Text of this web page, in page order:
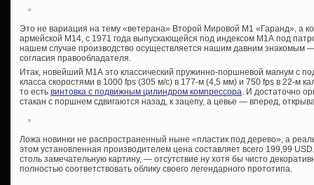
Это не вариация на тему «ветерана» Второй Мировой М1 «Гаранд», а
армейской М14, с 1971 года выпускающейся под индексом М1А под
нашем случае производство осуществляется нашим давним знакомым
согласия правообладателя.
Итак, новейший М1А это классический пружинно-поршневой магнум с
класса скоростями в 1000 fps (305 м/с) в 177-м (4,5 мм) и 750 fps в 22-м
то есть винтовка с подвижным цилиндром компрессора . И достаточно
стакан с поршнем сдвигаются назад, к зацепу, а цевье — вперед,
Ложа новинки не распространенный ныне «пластик под дерево», а
этом установленная производителем цена составляет всего 199,99
столь замечательную картину, — отсутствие ну хотя бы чисто
полностью соответствовать облику своего легендарного прототипа.